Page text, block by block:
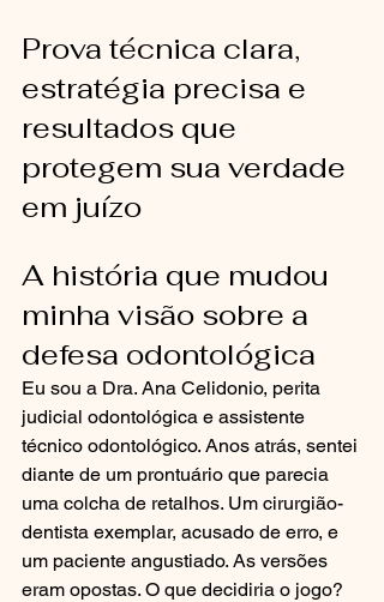
Prova técnica clara,
estratégia precisa e
resultados que
protegem sua verdade
em juízo
A história que mudou
minha visão sobre a
defesa odontológica
Eu sou a Dra. Ana Celidonio, perita
judicial odontológica e assistente
técnico odontológico. Anos atrás, sentei
diante de um prontuário que parecia
uma colcha de retalhos. Um cirurgião-
dentista exemplar, acusado de erro, e
um paciente angustiado. As versões
eram opostas. O que decidiria o jogo?